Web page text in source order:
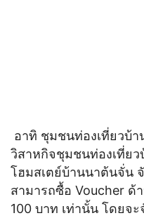
อาทิ ชุมชนท่องเที่ยวบ้า
วิสาหกิจชุมชนท่องเที่ยว
โฮมสเตย์บ้านนาต้นจั่น
สามารถซื้อ Voucher ด้
100 บาท เท่านั้น โดยจ